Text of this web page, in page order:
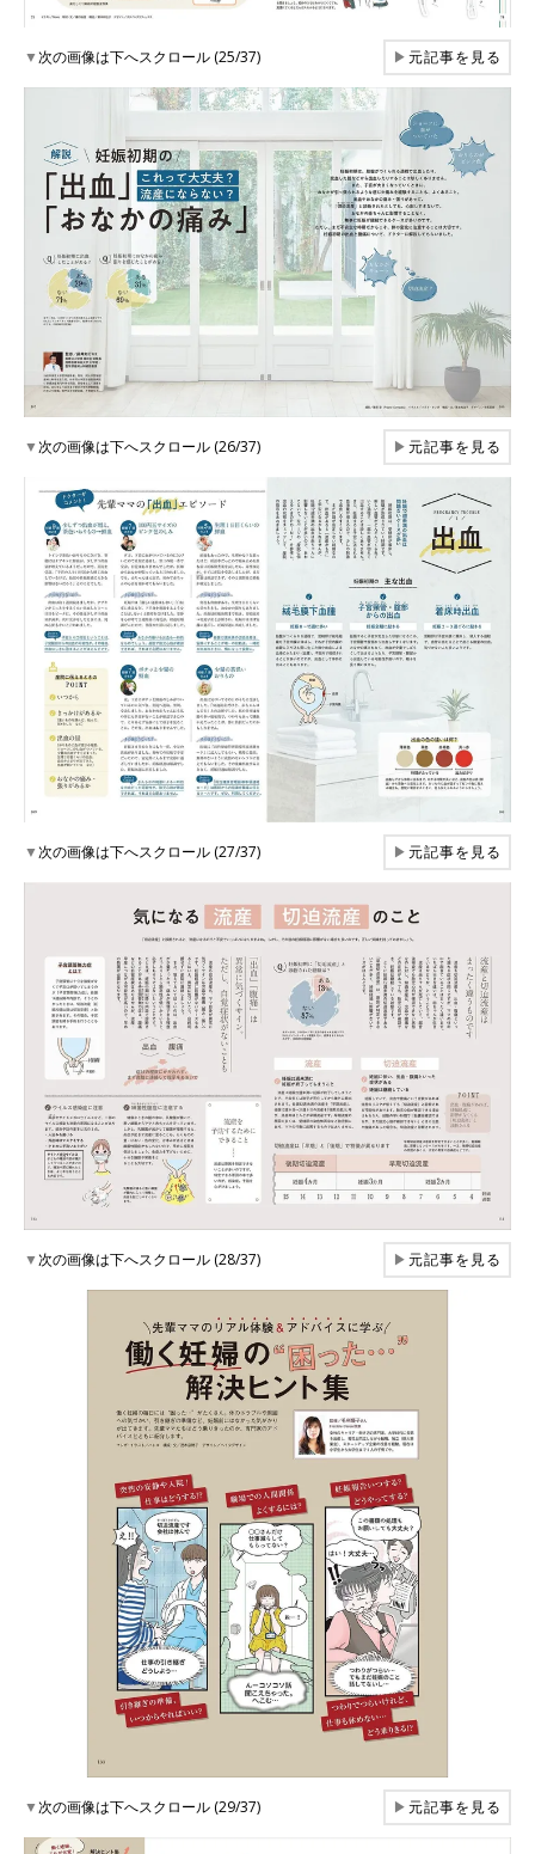
▼次の画像は下へスクロール (25/37) ▶元記事を見る
▼次の画像は下へスクロール (26/37) ▶元記事を見る
▼次の画像は下へスクロール (27/37) ▶元記事を見る
▼次の画像は下へスクロール (28/37) ▶元記事を見る
▼次の画像は下へスクロール (29/37) ▶元記事を見る